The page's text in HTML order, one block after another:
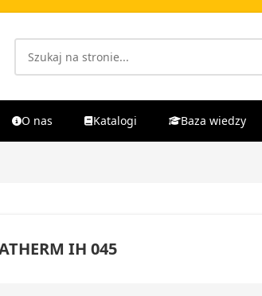
O nas Katalogi Baza wiedzy
IH 045